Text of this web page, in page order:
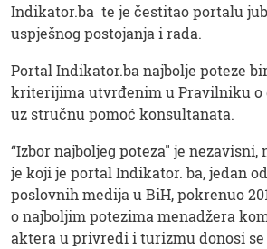
Indikator.ba te je čestitao portalu
uspješnog postojanja i rada.
Portal Indikator.ba najbolje poteze
kriterijima utvrđenim u Pravilniku o
uz stručnu pomoć konsultanata.
“Izbor najboljeg poteza" je
je koji je portal Indikator. ba, jedan
poslovnih medija u BiH, pokrenuo
o najboljim potezima menadžera
aktera u privredi i turizmu donosi se